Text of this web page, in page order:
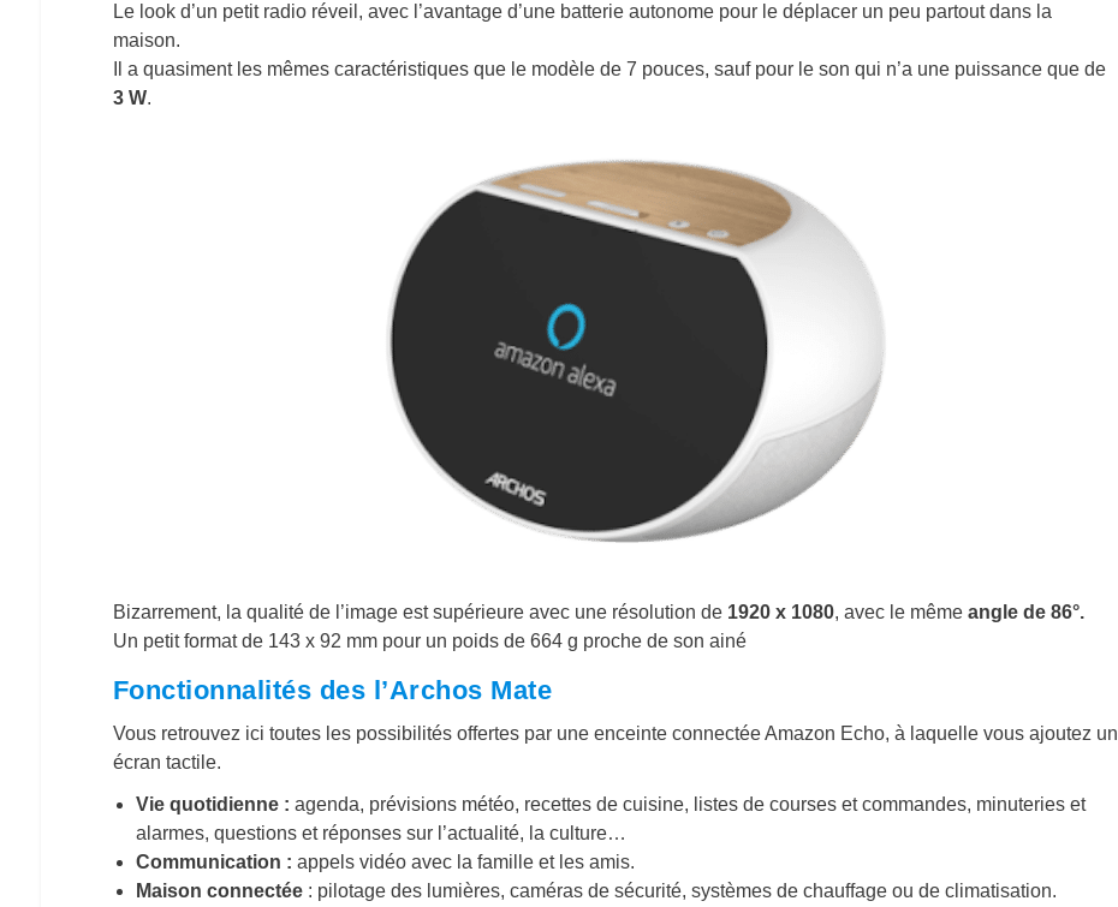
Le look d’un petit radio réveil, avec l’avantage d’une batterie autonome pour le déplacer un peu partout dans la
maison.
Il a quasiment les mêmes caractéristiques que le modèle de 7 pouces, sauf pour le son qui n’a une puissance que de
3 W.
Bizarrement, la qualité de l’image est supérieure avec une résolution de 1920 x 1080, avec le mêmeangle de 86°.
Un petit format de 143 x 92 mm pour un poids de 664 g proche de son ainé
Fonctionnalités des l’Archos Mate
Vous retrouvez ici toutes les possibilités offertes par une enceinte connectée Amazon Echo, à laquelle vous ajoutez un
écran tactile.
Vie quotidienne : agenda, prévisions météo, recettes de cuisine, listes de courses et commandes, minuteries et
alarmes, questions et réponses sur l’actualité, la culture…
Communication : appels vidéo avec la famille et les amis.
Maison connectée: pilotage des lumières, caméras de sécurité, systèmes de chauffage ou de climatisation.